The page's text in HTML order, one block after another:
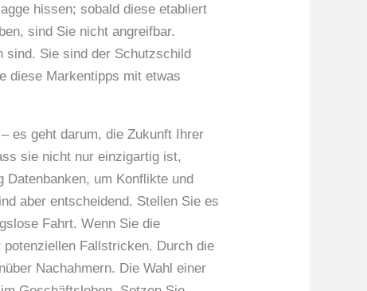
hissen; sobald diese etabliert
sind Sie nicht angreifbar.
sind. Sie sind der Schutzschild
diese Markentipps mit etwas
es geht darum, die Zukunft Ihrer
sie nicht nur einzigartig ist,
um Konflikte und
aber entscheidend. Stellen Sie es
Fahrt. Wenn Sie die
Fallstricken. Durch die
Nachahmern. Die Wahl einer